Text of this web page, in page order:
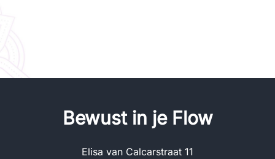
Bewust in je Flow
Elisa van Calcarstraat 11